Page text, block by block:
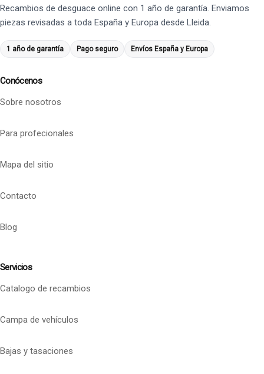
Recambios de desguace online con 1 año de garantía. Enviamos
piezas revisadas a toda España y Europa desde Lleida.
1 año de garantía Pago seguro Envíos España y Europa
Conócenos
Sobre nosotros
Para profecionales
Mapa del sitio
Contacto
Blog
Servicios
Catalogo de recambios
Campa de vehículos
Bajas y tasaciones